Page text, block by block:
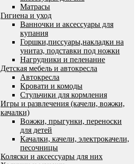
Матрасы
Гигиена и уход
Ванночки и аксессуары для
купания
Горшки,писсуары,накладки на
унитаз, подставки под ножки
Нагрудники и пеленание
Детская мебель и автокресла
Автокресла
Кровати и комоды
Стульчики для кормления
Игры и развлечения (качели, вожжи,
качалки)
Вожжи, прыгунки, переноски
для детей
Качалки, качели, электрокачели,
песочницы
Коляски и аксессуары для них